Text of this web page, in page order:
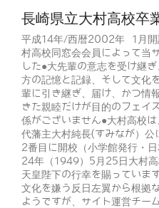
長崎県立大村高校卒
平成14年/西暦2002年 1月開
村高校同窓会会員によって当
した●大先輩の意志を受け継
方の記憶と記録、そして文化
輩に引き継ぎ、届け、かつ情
きた親睦だけが目的のフェイ
係がございません●大村高校
代藩主大村純長(すみなが）
2番目に開校（小学館発行・
24年（1949）5月25日大村高
天皇陛下の行幸を賜っていま
文化を嫌う反日左翼から根拠
ようですが、サイト運営チー